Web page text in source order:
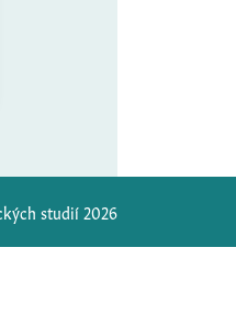
studií 2026